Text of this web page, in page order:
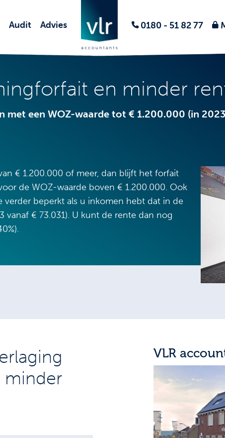
Audit Advies 0180 - 51 82 77
en minder
een WOZ-waarde tot € 1.200.000 (in
€ 1.200.000 of meer, dan blijft het forfait
de WOZ-waarde boven € 1.200.000. Ook
beperkt als u inkomen hebt dat in de
€ 73.031). U kunt de rente dan nog
minder
VLR